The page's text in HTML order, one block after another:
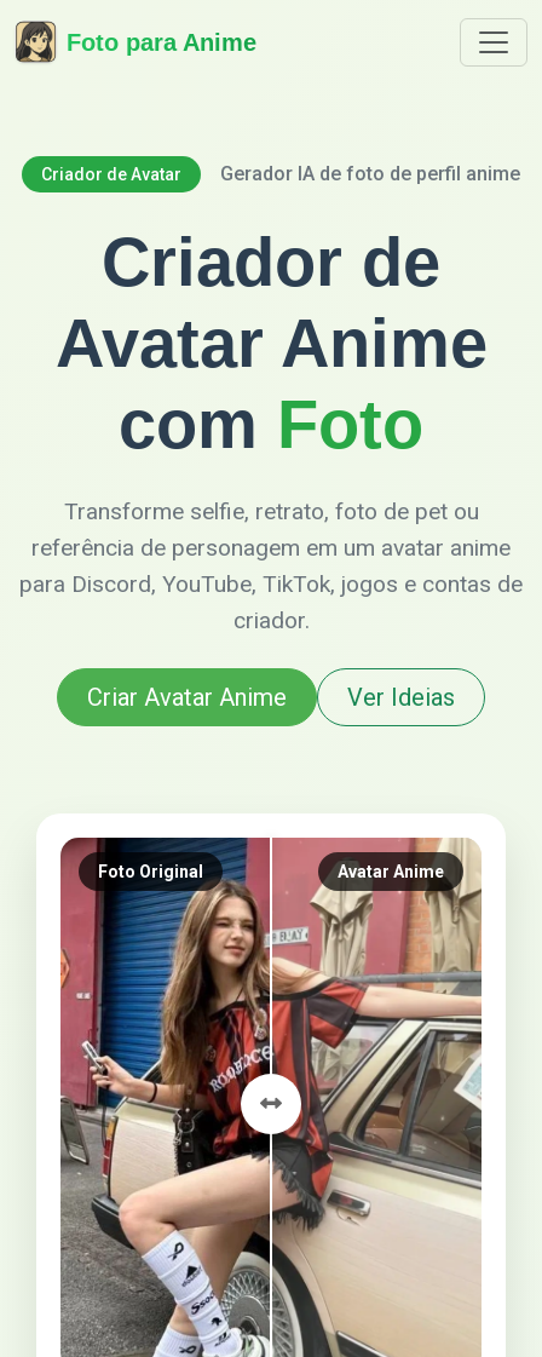
Foto para Anime
Criador de Avatar Gerador IA de foto de perfil anime
Criador de
Avatar Anime
com Foto
Transforme selfie, retrato, foto de pet ou
referência de personagem em um avatar anime
para Discord, YouTube, TikTok, jogos e contas de
criador.
Criar Avatar Anime Ver Ideias
Foto Original Avatar Anime